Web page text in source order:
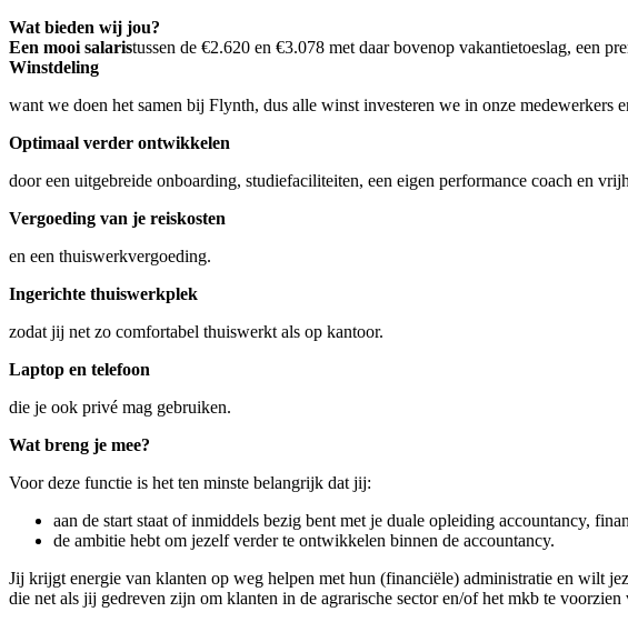
Wat bieden wij jou?
Een mooi salaristussen de €2.620 en €3.078 met daar bovenop vakantietoeslag, een
Winstdeling
want we doen het samen bij Flynth, dus alle winst investeren we in onze medewerkers
Optimaal verder ontwikkelen
door een uitgebreide onboarding, studiefaciliteiten, een eigen performance coach en
Vergoeding van je reiskosten
en een thuiswerkvergoeding.
Ingerichte thuiswerkplek
zodat jij net zo comfortabel thuiswerkt als op kantoor.
Laptop en telefoon
die je ook privé mag gebruiken.
Wat breng je mee?
Voor deze functie is het ten minste belangrijk dat jij:
aan de start staat of inmiddels bezig bent met je duale opleiding accountancy,
de ambitie hebt om jezelf verder te ontwikkelen binnen de accountancy.
Jij krijgt energie van klanten op weg helpen met hun (financiële) administratie en wilt
die net als jij gedreven zijn om klanten in de agrarische sector en/of het mkb te voorzien